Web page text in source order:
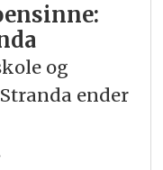
og
ender